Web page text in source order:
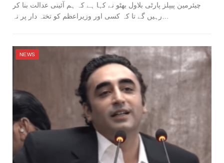
چیئرمین پیپلز پارٹی بلاول بھٹو نے کہا ہے کہ ہم آئینی عدالت بنا کر
NEWS